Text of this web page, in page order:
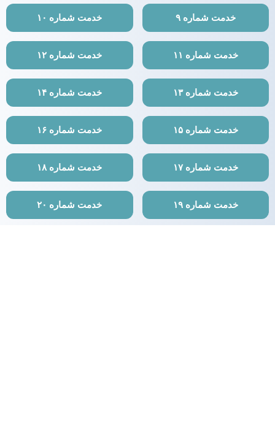
خدمت شماره ۹ خدمت شماره ۱۰
خدمت شماره ۱۱ خدمت شماره ۱۲
خدمت شماره ۱۳ خدمت شماره ۱۴
خدمت شماره ۱۵ خدمت شماره ۱۶
خدمت شماره ۱۷ خدمت شماره ۱۸
خدمت شماره ۱۹ خدمت شماره ۲۰